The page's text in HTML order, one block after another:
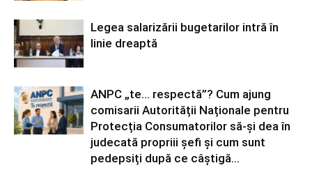
Legea salarizării bugetarilor intră în
linie dreaptă
ANPC „te… respectă”? Cum ajung
comisarii Autorității Naționale pentru
Protecția Consumatorilor să-și dea în
judecată propriii șefi și cum sunt
pedepsiți după ce câștigă...